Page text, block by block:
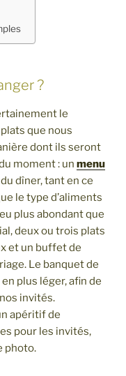
?
le
que nous
dont ils seront
moment : un menu
dîner, tant en ce
le type d’aliments
plus abondant que
deux ou trois plats
et un buffet de
Le banquet de
plus léger, afin de
invités.
apéritif de
pour les invités,
photo.